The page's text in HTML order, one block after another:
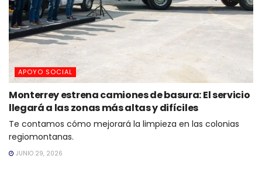
APOYO SOCIAL
Monterrey estrena camiones de basura: El servicio
llegará a las zonas más altas y difíciles
Te contamos cómo mejorará la limpieza en las colonias
regiomontanas.
JUNIO 29, 2026